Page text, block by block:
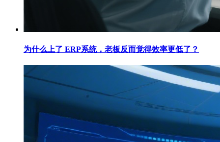
为什么上了 ERP系统，老板反而觉得效率更低了？